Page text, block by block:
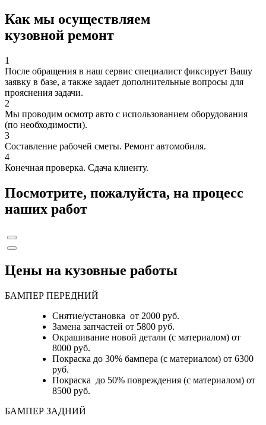
Как мы осуществляем
кузовной ремонт
1
После обращения в наш сервис специалист фиксирует Вашу
заявку в базе, а также задает дополнительные вопросы для
прояснения задачи.
2
Мы проводим осмотр авто с использованием оборудования
(по необходимости).
3
Составление рабочей сметы. Ремонт автомобиля.
4
Конечная проверка. Сдача клиенту.
Посмотрите, пожалуйста, на процесс
наших работ
Цены на кузовные работы
БАМПЕР ПЕРЕДНИЙ
Снятие/установка от 2000 руб.
Замена запчастей от 5800 руб.
Окрашивание новой детали (с материалом) от
8000 руб.
Покраска до 30% бампера (с материалом) от 6300
руб.
Покраска до 50% повреждения (с материалом) от
8500 руб.
БАМПЕР ЗАДНИЙ